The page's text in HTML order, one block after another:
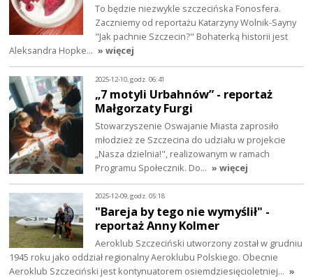
To będzie niezwykle szczecińska Fonosfera.
Zaczniemy od reportażu Katarzyny Wolnik-Sayny
"Jak pachnie Szczecin?" Bohaterką historii jest
Aleksandra Hopke… » więcej
2025-12-10, godz. 06:41
„7 motyli Urbahnów” - reportaż
Małgorzaty Furgi
Stowarzyszenie Oswajanie Miasta zaprosiło
młodzież ze Szczecina do udziału w projekcie
„Nasza dzielnia!", realizowanym w ramach
Programu Społecznik. Do… » więcej
2025-12-09, godz. 05:18
"Bareja by tego nie wymyślił" -
reportaż Anny Kolmer
Aeroklub Szczeciński utworzony został w grudniu
1945 roku jako oddział regionalny Aeroklubu Polskiego. Obecnie
Aeroklub Szczeciński jest kontynuatorem osiemdziesięcioletniej… »